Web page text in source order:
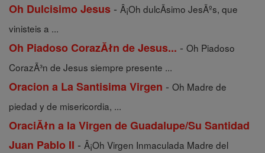
Oh Dulcisimo Jesus - Â¡Oh dulcÃ­simo JesÃºs, que
vinisteis a ...
Oh Piadoso CorazĂłn de Jesus... - Oh Piadoso
CorazÃ³n de Jesus siempre presente ...
Oracion a La Santisima Virgen - Oh Madre de
piedad y de misericordia, ...
OraciĂłn a la Virgen de Guadalupe/Su Santidad
Juan Pablo II - Â¡Oh Virgen Inmaculada Madre del